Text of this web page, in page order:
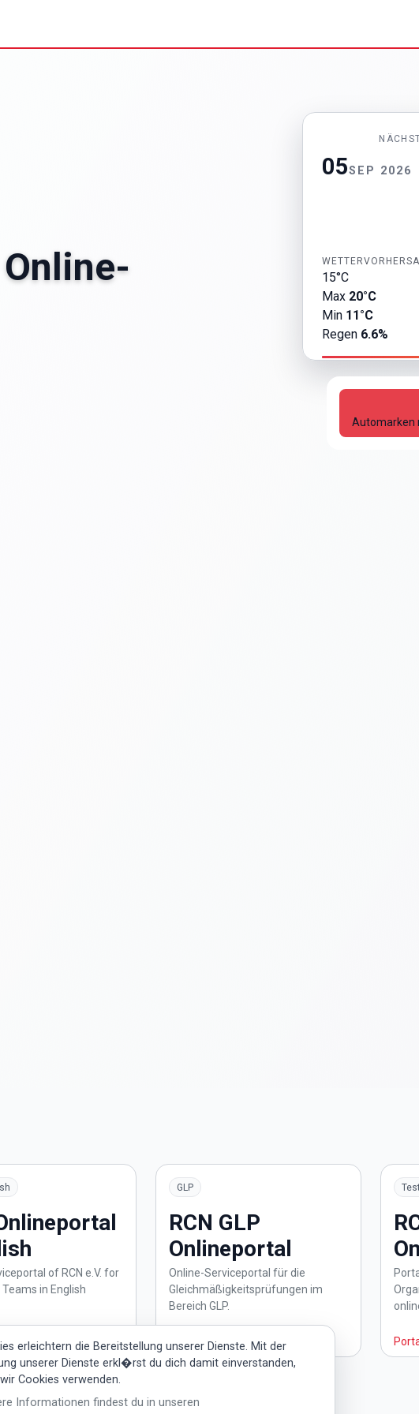
05SEP 2026
15°C
Max 20°C
Min 11°C
Regen 6.6%
Automarken
of RCN e.V. for
Teams in English
?
GLP
RCN GLP
Onlineportal
Online-Serviceportal für die
Gleichmäßigkeitsprüfungen im
Bereich GLP.
Portal öffnen ?
erleichtern die Bereitstellung unserer Dienste. Mit der
unserer Dienste erkl�rst du dich damit einverstanden,
Cookies verwenden.
Informationen findest du in unseren